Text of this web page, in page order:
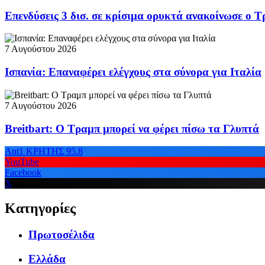
Επενδύσεις 3 δισ. σε κρίσιμα ορυκτά ανακοίνωσε ο
7 Αυγούστου 2026
Ισπανία: Επαναφέρει ελέγχους στα σύνορα για Ιταλία
7 Αυγούστου 2026
Breitbart: Ο Τραμπ μπορεί να φέρει πίσω τα Γλυπτά
Ant1 ΚΡΗΤΗΣ 95.8
YouTube
Facebook
X
Κατηγορίες
Πρωτοσέλιδα
Ελλάδα